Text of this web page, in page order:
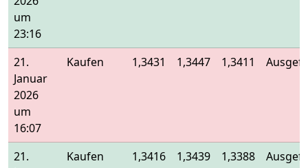
um
23:16
21.
Januar
2026
um
16:07
Kaufen 1,3431 1,3447 1,3411
21.
Kaufen 1,3416 1,3439 1,3388